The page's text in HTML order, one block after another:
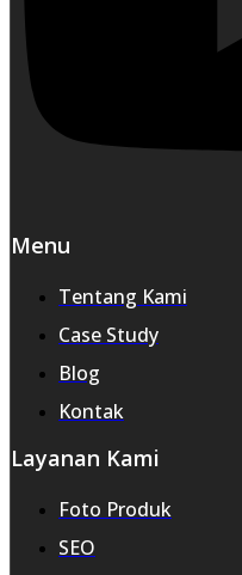
Menu
Tentang Kami
Case Study
Blog
Kontak
Layanan Kami
Foto Produk
SEO